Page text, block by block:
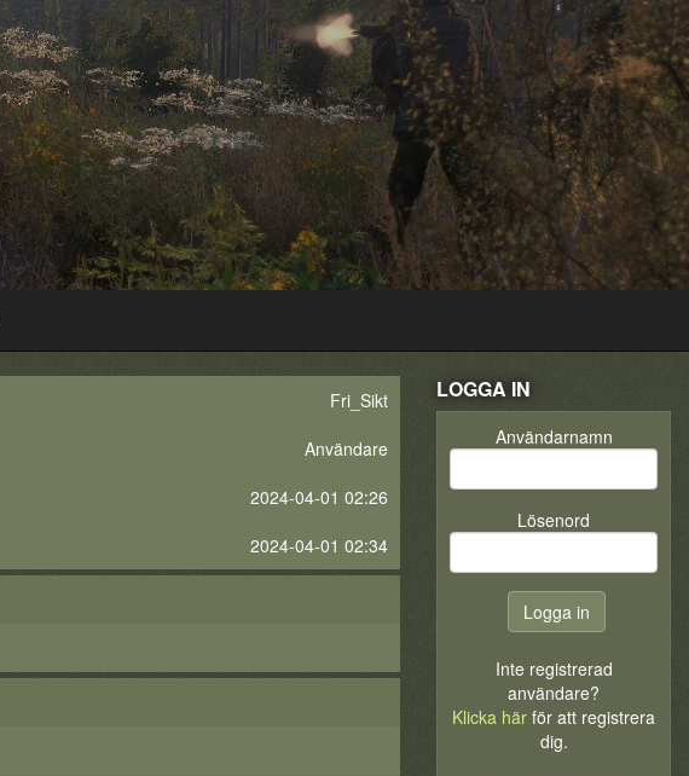
Fri_Sikt
Användare
2024-04-01 02:26
2024-04-01 02:34
LOGGA IN
Användarnamn
Lösenord
Inte registrerad
användare?
Klicka här för att registrera
dig.